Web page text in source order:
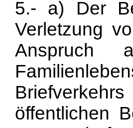
5.- a) Der
Verletzung
Anspruch
öffentlichen